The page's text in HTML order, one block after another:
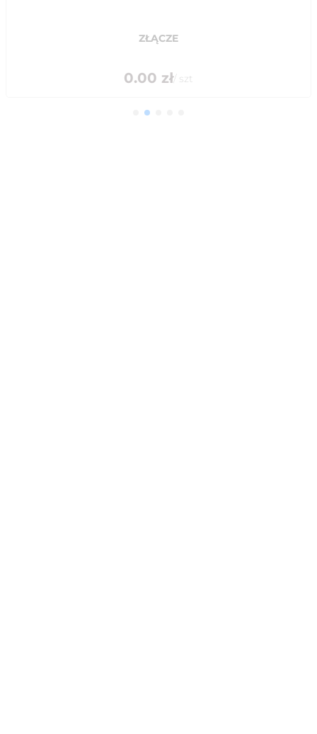
ZŁĄCZE
0.00 zł/ szt